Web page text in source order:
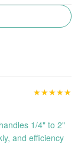
★★★★★
★★★★★
1/4" to 2"
and efficiency